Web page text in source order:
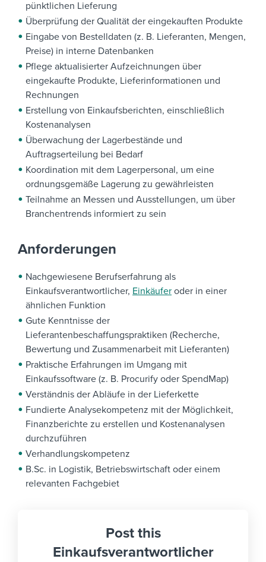
pünktlichen Lieferung
Überprüfung der Qualität der eingekauften Produkte
Eingabe von Bestelldaten (z. B. Lieferanten, Mengen,
Preise) in interne Datenbanken
Pflege aktualisierter Aufzeichnungen über
eingekaufte Produkte, Lieferinformationen und
Rechnungen
Erstellung von Einkaufsberichten, einschließlich
Kostenanalysen
Überwachung der Lagerbestände und
Auftragserteilung bei Bedarf
Koordination mit dem Lagerpersonal, um eine
ordnungsgemäße Lagerung zu gewährleisten
Teilnahme an Messen und Ausstellungen, um über
Branchentrends informiert zu sein
Anforderungen
Nachgewiesene Berufserfahrung als
Einkaufsverantwortlicher, Einkäufer oder in einer
ähnlichen Funktion
Gute Kenntnisse der
Lieferantenbeschaffungspraktiken (Recherche,
Bewertung und Zusammenarbeit mit Lieferanten)
Praktische Erfahrungen im Umgang mit
Einkaufssoftware (z. B. Procurify oder SpendMap)
Verständnis der Abläufe in der Lieferkette
Fundierte Analysekompetenz mit der Möglichkeit,
Finanzberichte zu erstellen und Kostenanalysen
durchzuführen
Verhandlungskompetenz
B.Sc. in Logistik, Betriebswirtschaft oder einem
relevanten Fachgebiet
Post this
Einkaufsverantwortlicher